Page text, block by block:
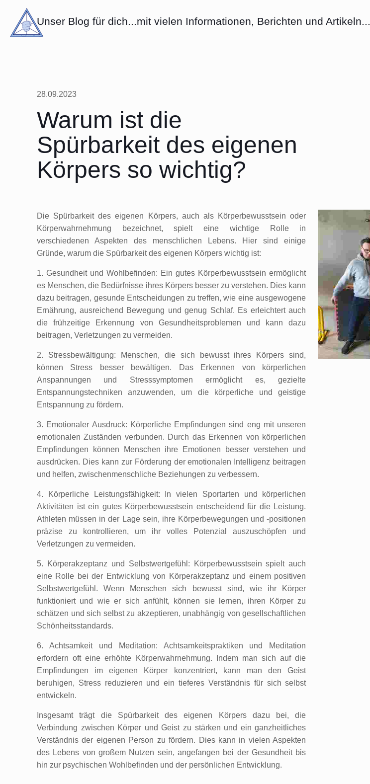
Unser Blog für dich...mit vielen Informationen, Berichten und Artikeln...
28.09.2023
Warum ist die
Spürbarkeit des eigenen
Körpers so wichtig?
Die Spürbarkeit des eigenen Körpers, auch als Körperbewusstsein oder
Körperwahrnehmung bezeichnet, spielt eine wichtige Rolle in
verschiedenen Aspekten des menschlichen Lebens. Hier sind einige
Gründe, warum die Spürbarkeit des eigenen Körpers wichtig ist:
1. Gesundheit und Wohlbefinden: Ein gutes Körperbewusstsein ermöglicht
es Menschen, die Bedürfnisse ihres Körpers besser zu verstehen. Dies kann
dazu beitragen, gesunde Entscheidungen zu treffen, wie eine ausgewogene
Ernährung, ausreichend Bewegung und genug Schlaf. Es erleichtert auch
die frühzeitige Erkennung von Gesundheitsproblemen und kann dazu
beitragen, Verletzungen zu vermeiden.
2. Stressbewältigung: Menschen, die sich bewusst ihres Körpers sind,
können Stress besser bewältigen. Das Erkennen von körperlichen
Anspannungen und Stresssymptomen ermöglicht es, gezielte
Entspannungstechniken anzuwenden, um die körperliche und geistige
Entspannung zu fördern.
3. Emotionaler Ausdruck: Körperliche Empfindungen sind eng mit unseren
emotionalen Zuständen verbunden. Durch das Erkennen von körperlichen
Empfindungen können Menschen ihre Emotionen besser verstehen und
ausdrücken. Dies kann zur Förderung der emotionalen Intelligenz beitragen
und helfen, zwischenmenschliche Beziehungen zu verbessern.
4. Körperliche Leistungsfähigkeit: In vielen Sportarten und körperlichen
Aktivitäten ist ein gutes Körperbewusstsein entscheidend für die Leistung.
Athleten müssen in der Lage sein, ihre Körperbewegungen und -positionen
präzise zu kontrollieren, um ihr volles Potenzial auszuschöpfen und
Verletzungen zu vermeiden.
5. Körperakzeptanz und Selbstwertgefühl: Körperbewusstsein spielt auch
eine Rolle bei der Entwicklung von Körperakzeptanz und einem positiven
Selbstwertgefühl. Wenn Menschen sich bewusst sind, wie ihr Körper
funktioniert und wie er sich anfühlt, können sie lernen, ihren Körper zu
schätzen und sich selbst zu akzeptieren, unabhängig von gesellschaftlichen
Schönheitsstandards.
6. Achtsamkeit und Meditation: Achtsamkeitspraktiken und Meditation
erfordern oft eine erhöhte Körperwahrnehmung. Indem man sich auf die
Empfindungen im eigenen Körper konzentriert, kann man den Geist
beruhigen, Stress reduzieren und ein tieferes Verständnis für sich selbst
entwickeln.
Insgesamt trägt die Spürbarkeit des eigenen Körpers dazu bei, die
Verbindung zwischen Körper und Geist zu stärken und ein ganzheitliches
Verständnis der eigenen Person zu fördern. Dies kann in vielen Aspekten
des Lebens von großem Nutzen sein, angefangen bei der Gesundheit bis
hin zur psychischen Wohlbefinden und der persönlichen Entwicklung.